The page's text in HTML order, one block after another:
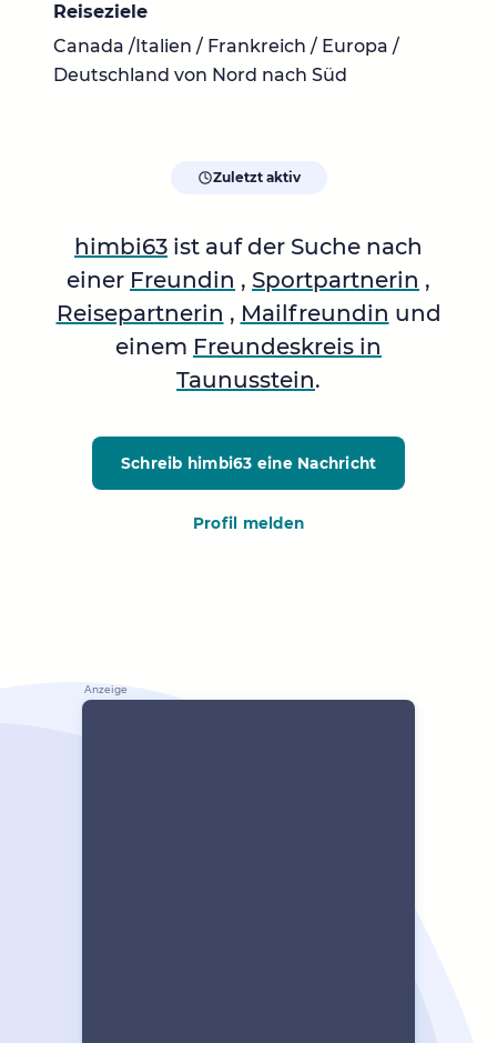
Reiseziele
Canada /Italien / Frankreich / Europa /
Deutschland von Nord nach Süd
Zuletzt aktiv
himbi63 ist auf der Suche nach
einer Freundin , Sportpartnerin ,
Reisepartnerin , Mailfreundin und
einem Freundeskreis in
Taunusstein.
Schreib himbi63 eine Nachricht
Profil melden